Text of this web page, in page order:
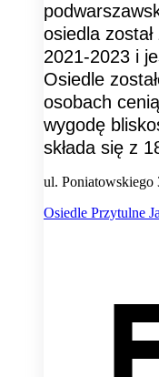
osiedla
2021-2023 i
Osiedle
osobach
wygodę
składa się z
ul. Poniatowskiego
Osiedle Przytulne